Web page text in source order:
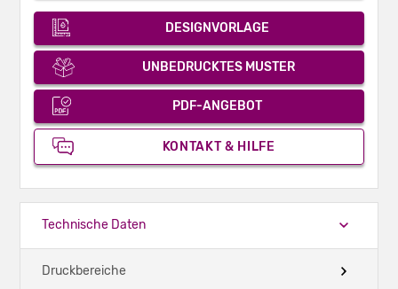
DESIGNVORLAGE
UNBEDRUCKTES MUSTER
PDF-ANGEBOT
KONTAKT & HILFE
Technische Daten
Druckbereiche